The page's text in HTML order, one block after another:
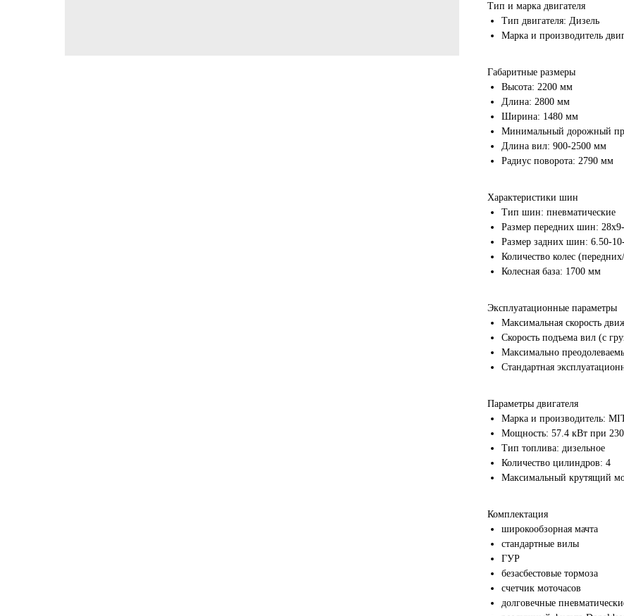
Тип и марка двигателя
Тип двигателя: Дизель
Марка и производитель
Габаритные размеры
Высота: 2200 мм
Длина: 2800 мм
Ширина: 1480 мм
Минимальный дорожный
Длина вил: 900-2500 мм
Радиус поворота: 2790 мм
Характеристики шин
Тип шин: пневматические
Размер передних шин:
Размер задних шин: 6.50-
Количество колес
Колесная база: 1700 мм
Эксплуатационные параметры
Максимальная скорость
Скорость подъема вил (с
Максимально
Стандартная
Параметры двигателя
Марка и производитель:
Мощность: 57.4 кВт при
Тип топлива: дизельное
Количество цилиндров: 4
Максимальный крутящий
Комплектация
широкообзорная мачта
стандартные вилы
ГУР
безасбестовые тормоза
счетчик моточасов
долговечные
Рассрочка до 6 месяцев! Покупайте сейчас
Предоставляем отсрочку платежа на 90 дней!